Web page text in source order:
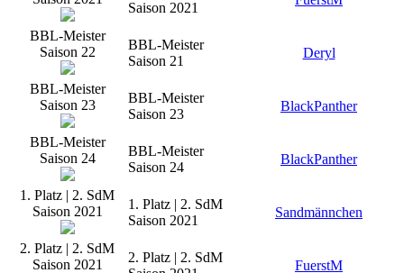
Saison 2021
BBL-Meister
Saison 22
BBL-Meister
Saison 21
Deryl
BBL-Meister
Saison 23
BBL-Meister
Saison 23
BlackPanther
BBL-Meister
Saison 24
BBL-Meister
Saison 24
BlackPanther
1. Platz | 2. SdM
Saison 2021
1. Platz | 2. SdM
Saison 2021
Sandmännchen
2. Platz | 2. SdM
Saison 2021
2. Platz | 2. SdM
FuerstM